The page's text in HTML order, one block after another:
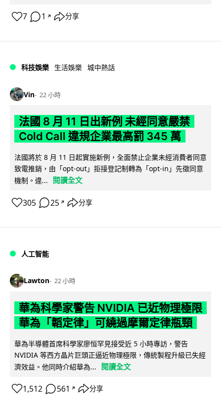
7 1 ↗ 分享
科技娛樂 生活娛樂 城中熱話
Vin 22 小時
法國 8 月 11 日出新例 未經同意嚴禁
Cold Call 違規企業最高罰 345 萬
法國將於 8 月 11 日起實施新例，全面禁止企業未經消費者同意
致電推銷，由「opt-out」拒接登記制轉為「opt-in」先徵同意
機制。違...
閱讀全文
305 25 ↗ 分享
人工智能
Lawton 22 小時
華為科學家警告 NVIDIA 已近物理極限
華為「韜定律」可繞過摩爾定律瓶頸
華為半導體首席科學家廖恒罕見接受近 5 小時專訪，警告
NVIDIA 等西方晶片巨頭正逼近物理極限，傳統製程升級已失經
濟效益。他同時介紹華為...
閱讀全文
1,512 561 ↗ 分享